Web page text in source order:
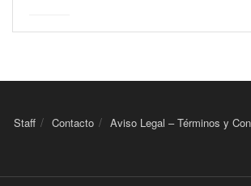
Staff Contacto Aviso Legal – Términos y